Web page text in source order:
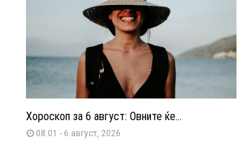
Хороскоп за 6 август: Овните ќе...
08:01 - 6 август, 2026